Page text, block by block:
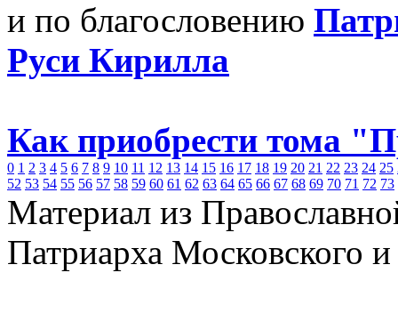
и по благословению
Руси Кирилла
Как приобрести тома
0 1 2 3 4 5 6 7 8 9 10 11 12 13 14 15 16 17 18 19 20 21 22 23 24 25
52 53 54 55 56 57 58 59 60 61 62 63 64 65 66 67 68 69 70 71 72 73
Материал из
Патриарха Московского